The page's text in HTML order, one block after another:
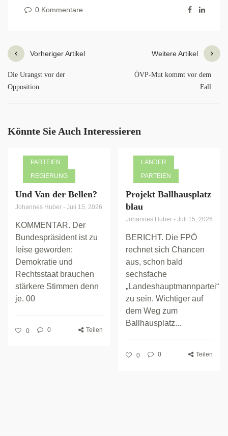
0 Kommentare
Vorheriger Artikel
Die Urangst vor der
Opposition
Weitere Artikel
ÖVP-Mut kommt vor dem
Fall
Könnte Sie Auch Interessieren
PARTEIEN
REGIERUNG
Und Van der Bellen?
Johannes Huber - Juli 15, 2026
KOMMENTAR. Der
Bundespräsident ist zu
leise geworden:
Demokratie und
Rechtsstaat brauchen
stärkere Stimmen denn
je. 00
0 0 Teilen
LÄNDER
PARTEIEN
Projekt Ballhausplatz
blau
Johannes Huber - Juli 15, 2026
BERICHT. Die FPÖ
rechnet sich Chancen
aus, schon bald
sechsfache
„Landeshauptmannpartei“
zu sein. Wichtiger auf
dem Weg zum
Ballhausplatz...
0 0 Teilen